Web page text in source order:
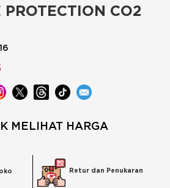
CO2
MELIHAT HARGA
Retur dan Penukaran